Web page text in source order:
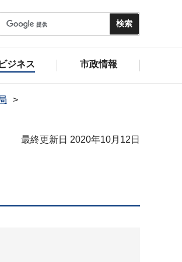
ビジネス 市政情報
最終更新日 2020年10月12日